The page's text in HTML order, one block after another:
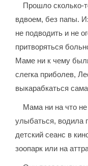
Прошло сколько-
вдвоем, без папы.
не подводить и не
притворяться
Маме ни к чему
слегка приболев,
выкарабкаться
Мама ни на что
улыбаться, водила
детский сеанс в
зоопарк или на